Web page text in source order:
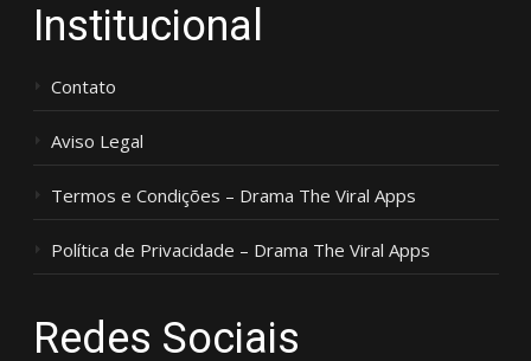
Institucional
Contato
Aviso Legal
Termos e Condições – Drama The Viral Apps
Política de Privacidade – Drama The Viral Apps
Redes Sociais